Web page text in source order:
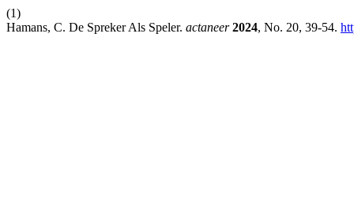
(1)
Hamans, C. De Spreker Als Speler. actaneer 2024, No. 20, 39-54.